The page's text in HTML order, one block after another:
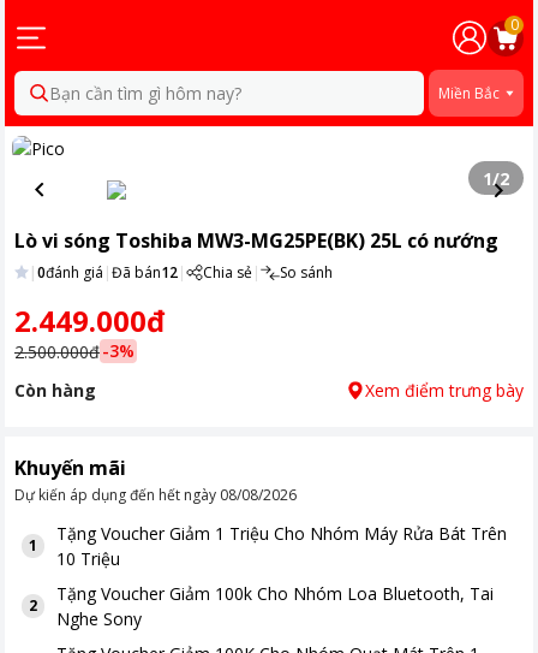
0
Bạn cần tìm gì hôm nay? Miền Bắc
1/2
Lò vi sóng Toshiba MW3-MG25PE(BK) 25L có nướng
|0đánh giá |Đã bán12| Chia sẻ| So sánh
2.449.000đ
2.500.000đ-3%
Còn hàng
Xem điểm trưng bày
Khuyến mãi
Dự kiến áp dụng đến hết ngày 08/08/2026
1
TặngVoucher Giảm 1 Triệu Cho Nhóm Máy Rửa Bát Trên
10 Triệu
2
TặngVoucher Giảm 100k Cho Nhóm Loa Bluetooth, Tai
Nghe Sony